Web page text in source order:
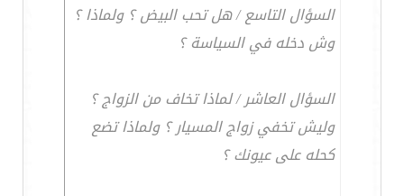
السؤال التاسع / هل تحب البيض ؟ ولماذا ؟
وش دخله في السياسة ؟
السؤال العاشر / لماذا تخاف من الزواج ؟
وليش تخفي زواج المسيار ؟ ولماذا تضع
كحله على عيونك ؟